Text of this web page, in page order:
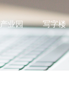
产业园 写字楼